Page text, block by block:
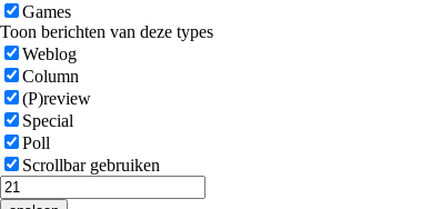
Games
Toon berichten van deze types
Weblog
Column
(P)review
Special
Poll
Scrollbar gebruiken